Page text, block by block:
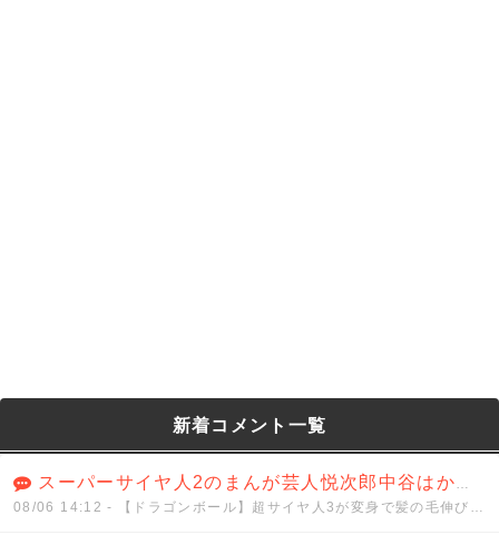
新着コメント一覧
スーパーサイヤ人2のまんが芸人悦次郎中谷はかせ（ハイパー）
08/06 14:12 - 【ドラゴンボール】超サイヤ人3が変身で髪の毛伸びるのは分かるけどさwwwwww